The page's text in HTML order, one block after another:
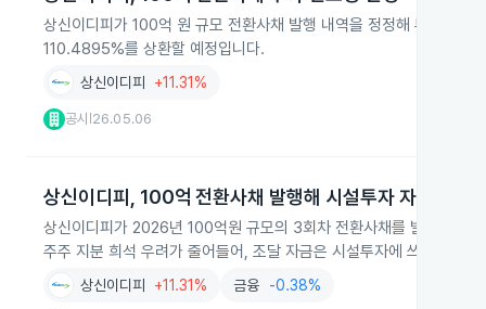
상신이디피가 100억 원 규모 전환사채 발행 내역을 정정해 투자자
110.4895%를 상환할 예정입니다.
상신이디피 +11.31%
공시 26.05.06
상신이디피, 100억 전환사채 발행해 시설투자 자금 조달
상신이디피가 2026년 100억원 규모의 3회차 전환사채를 발행해 자
주주 지분 희석 우려가 줄어들어, 조달 자금은 시설투자에 쓰일 예정입
상신이디피 +11.31% 금융 -0.38%